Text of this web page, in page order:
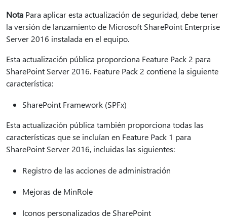
Nota Para aplicar esta actualización de seguridad, debe tener
la versión de lanzamiento de Microsoft SharePoint Enterprise
Server 2016 instalada en el equipo.
Esta actualización pública proporciona Feature Pack 2 para
SharePoint Server 2016. Feature Pack 2 contiene la siguiente
característica:
SharePoint Framework (SPFx)
Esta actualización pública también proporciona todas las
características que se incluían en Feature Pack 1 para
SharePoint Server 2016, incluidas las siguientes:
Registro de las acciones de administración
Mejoras de MinRole
Iconos personalizados de SharePoint